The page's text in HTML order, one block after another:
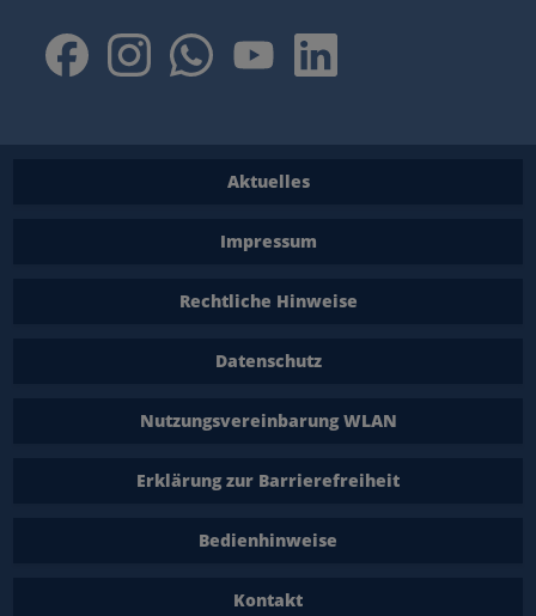
Aktuelles
Impressum
Rechtliche Hinweise
Datenschutz
Nutzungsvereinbarung WLAN
Erklärung zur Barrierefreiheit
Bedienhinweise
Kontakt